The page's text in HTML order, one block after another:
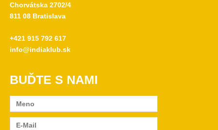
Chorvátska 2702/4
811 08 Bratislava
+421 915 792 617
info@indiaklub.sk
BUĎTE S NAMI